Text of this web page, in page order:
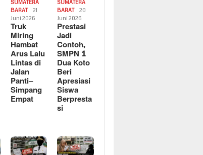
SUMATERA
BARAT
21
Juni 2026
Truk
Miring
Hambat
Arus Lalu
Lintas di
Jalan
Panti–
Simpang
Empat
SUMATERA
BARAT
20
Juni 2026
Prestasi
Jadi
Contoh,
SMPN 1
Dua Koto
Beri
Apresiasi
Siswa
Berpresta
si